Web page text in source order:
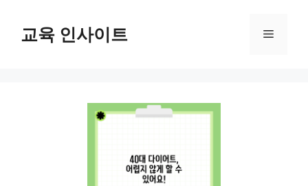
교육 인사이트 메